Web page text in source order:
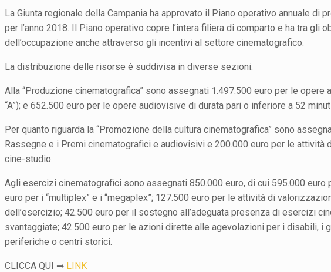
La Giunta regionale della Campania ha approvato il Piano operativo annuale di
per l’anno 2018. Il Piano operativo copre l’intera filiera di comparto e ha tra gli
dell’occupazione anche attraverso gli incentivi al settore cinematografico.
La distribuzione delle risorse è suddivisa in diverse sezioni.
Alla “Produzione cinematografica” sono assegnati 1.497.500 euro per le
“A”); e 652.500 euro per le opere audiovisive di durata pari o inferiore a 52 minuti
Per quanto riguarda la “Promozione della cultura cinematografica” sono
Rassegne e i Premi cinematografici e audiovisivi e 200.000 euro per le
cine-studio.
Agli esercizi cinematografici sono assegnati 850.000 euro, di cui 595.000
euro per i “multiplex” e i “megaplex”; 127.500 euro per le attività di
dell’esercizio; 42.500 euro per il sostegno all’adeguata presenza di esercizi
svantaggiate; 42.500 euro per le azioni dirette alle agevolazioni per i disabili, i
periferiche o centri storici.
CLICCA QUI ➡ LINK